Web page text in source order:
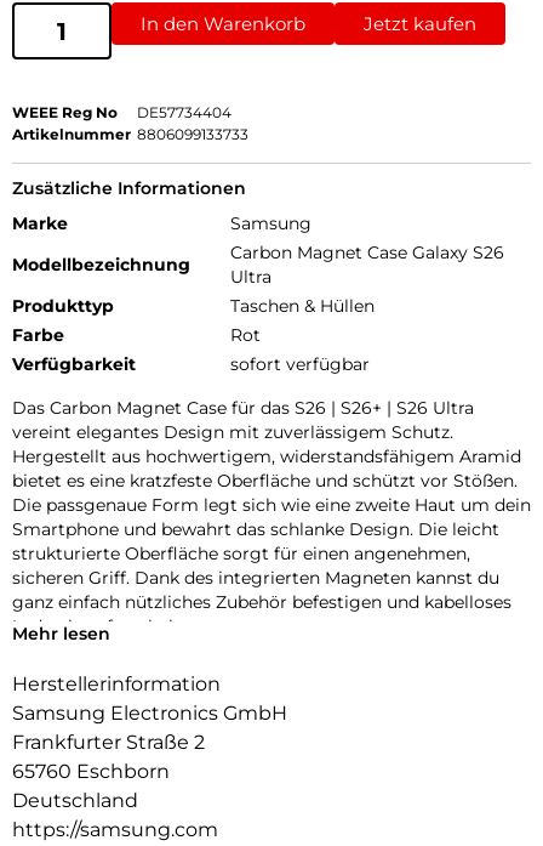
In den Warenkorb Jetzt kaufen
WEEE Reg No
DE57734404
Artikelnummer 8806099133733
Zusätzliche Informationen
Marke
Samsung
Modellbezeichnung
Carbon Magnet Case Galaxy S26
Ultra
Produkttyp
Taschen & Hüllen
Farbe
Rot
Verfügbarkeit
sofort verfügbar
Das Carbon Magnet Case für das S26 | S26+ | S26 Ultra
vereint elegantes Design mit zuverlässigem Schutz.
Hergestellt aus hochwertigem, widerstandsfähigem Aramid
bietet es eine kratzfeste Oberfläche und schützt vor Stößen.
Die passgenaue Form legt sich wie eine zweite Haut um dein
Smartphone und bewahrt das schlanke Design. Die leicht
strukturierte Oberfläche sorgt für einen angenehmen,
sicheren Griff. Dank des integrierten Magneten kannst du
ganz einfach nützliches Zubehör befestigen und kabelloses
Laden komfortabel nutzen.
Mehr lesen
Herstellerinformation
Samsung Electronics GmbH
Frankfurter Straße 2
65760 Eschborn
Deutschland
https://samsung.com